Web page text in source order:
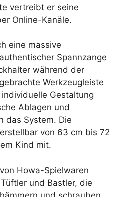
vertreibt er seine
Online-Kanäle.
eine massive
Spannzange
während der
Werkzeugleiste
Gestaltung
Ablagen und
das System. Die
von 63 cm bis 72
Kind mit.
Howa-Spielwaren
und Bastler, die